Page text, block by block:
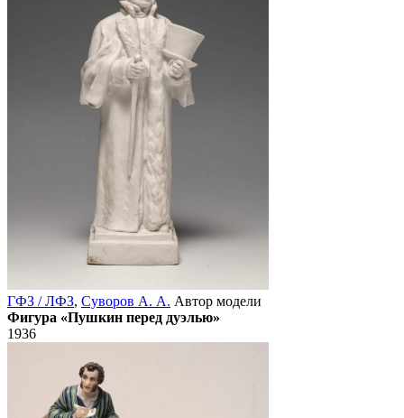
ГФЗ / ЛФЗ, Суворов А. А. Автор модели
Фигура «Пушкин перед дуэлью»
1936